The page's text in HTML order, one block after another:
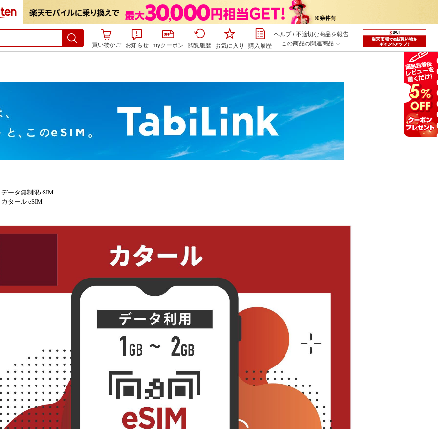
買い物かご お知らせ myクーポン 閲覧履歴 お気に入り 購入履歴
ヘルプ/不適切な商品を報告
この商品の関連商品
データ無制限eSIM
カタール eSIM